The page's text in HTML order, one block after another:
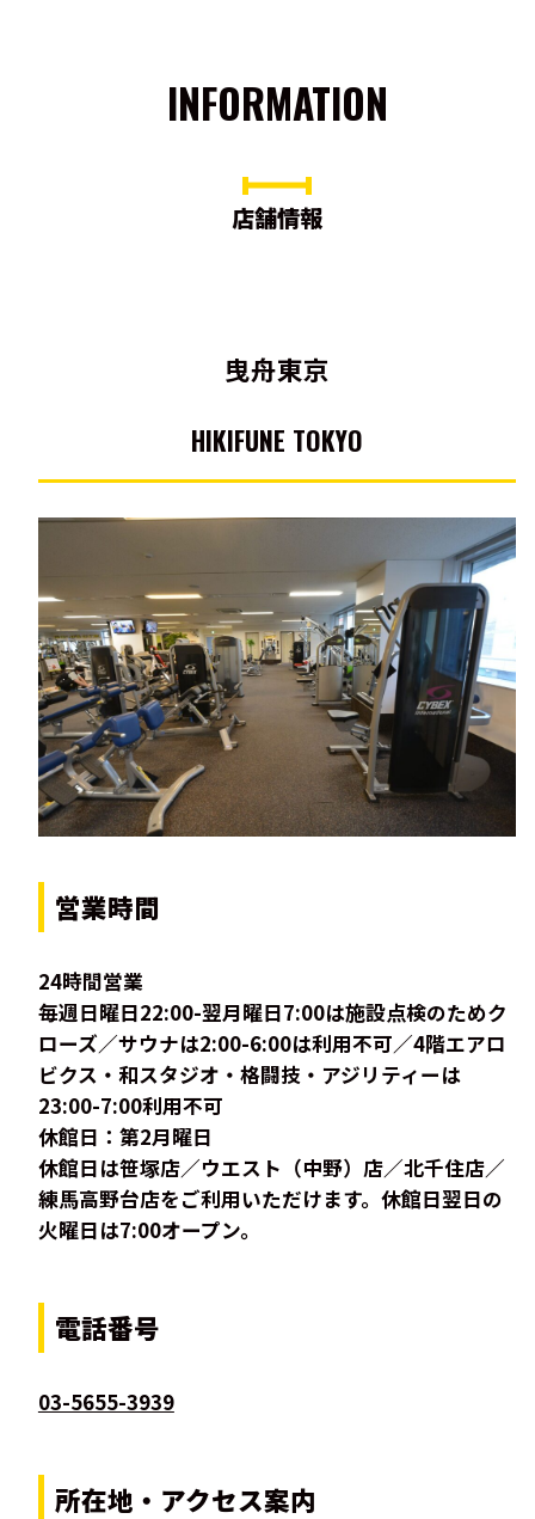
INFORMATION
店舗情報
曳舟東京
HIKIFUNE TOKYO
営業時間
24時間営業
毎週日曜日22:00-翌月曜日7:00は施設点検のためク
ローズ／サウナは2:00-6:00は利用不可／4階エアロ
ビクス・和スタジオ・格闘技・アジリティーは
23:00-7:00利用不可
休館日：第2月曜日
休館日は笹塚店／ウエスト（中野）店／北千住店／
練馬高野台店をご利用いただけます。休館日翌日の
火曜日は7:00オープン。
電話番号
03-5655-3939
所在地・アクセス案内